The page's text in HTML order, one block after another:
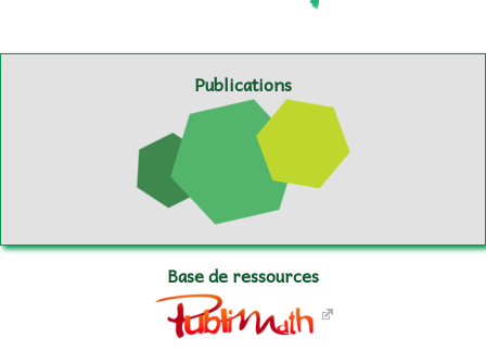
Publications
Base de ressources